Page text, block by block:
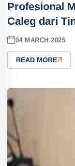
Profesional
Caleg dari
04 MARCH 2025
READ MORE